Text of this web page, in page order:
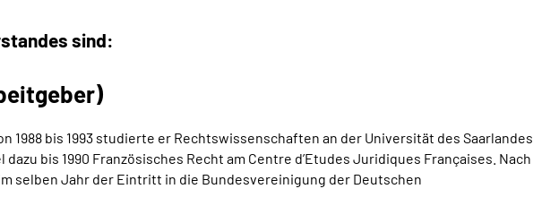
sind:
1988 bis 1993 studierte er Rechtswissenschaften an der Universität des Saarlandes
bis 1990 Französisches Recht am Centre d’Etudes Juridiques Françaises. Nach
selben Jahr der Eintritt in die Bundesvereinigung der Deutschen